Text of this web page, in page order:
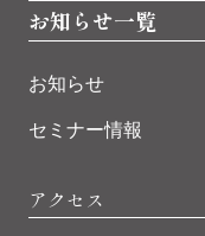
お知らせ一覧
お知らせ
セミナー情報
アクセス